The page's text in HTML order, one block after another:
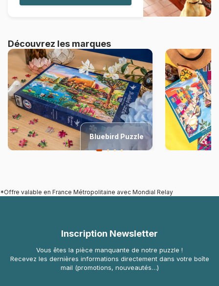
Découvrez les marques
Bluebird Puzzle
*Offre valable en France Métropolitaine avec Mondial Relay
Inscription Newsletter
Vous êtes la pièce manquante de notre puzzle !
Recevez les dernières informations directement dans votre boîte
mail (promotions, nouveautés…)